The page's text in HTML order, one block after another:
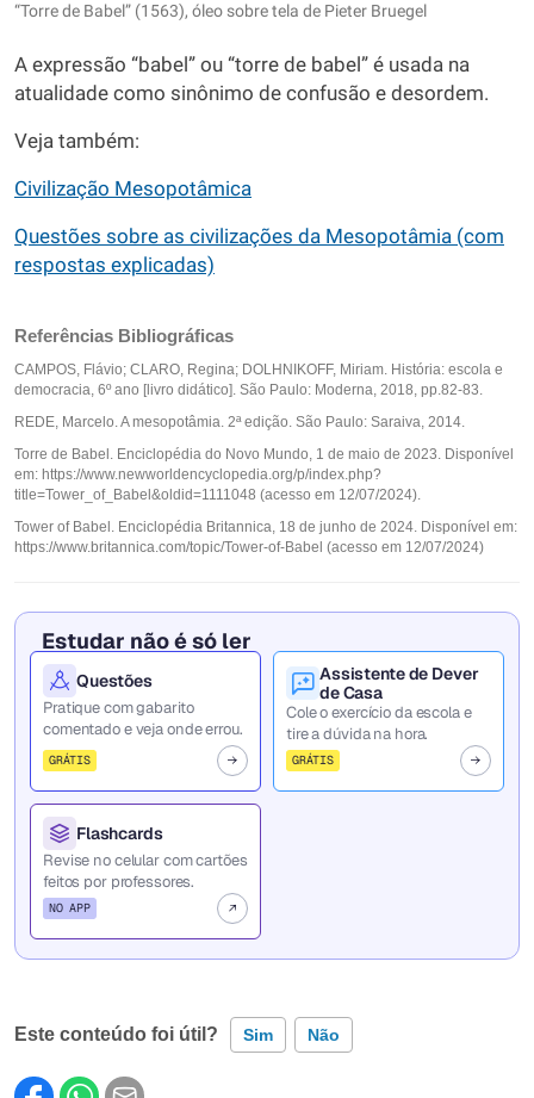
“Torre de Babel” (1563), óleo sobre tela de Pieter Bruegel
A expressão “babel” ou “torre de babel” é usada na
atualidade como sinônimo de confusão e desordem.
Veja também:
Civilização Mesopotâmica
Questões sobre as civilizações da Mesopotâmia (com
respostas explicadas)
Referências Bibliográficas
CAMPOS, Flávio; CLARO, Regina; DOLHNIKOFF, Miriam. História: escola e
democracia, 6º ano [livro didático]. São Paulo: Moderna, 2018, pp.82-83.
REDE, Marcelo. A mesopotâmia. 2ª edição. São Paulo: Saraiva, 2014.
Torre de Babel. Enciclopédia do Novo Mundo, 1 de maio de 2023. Disponível
em: https://www.newworldencyclopedia.org/p/index.php?
title=Tower_of_Babel&oldid=1111048 (acesso em 12/07/2024).
Tower of Babel. Enciclopédia Britannica, 18 de junho de 2024. Disponível em:
https://www.britannica.com/topic/Tower-of-Babel (acesso em 12/07/2024)
Estudar não é só ler
Questões
Pratique com gabarito
comentado e veja onde errou.
GRÁTIS
Assistente de Dever
de Casa
Cole o exercício da escola e
tire a dúvida na hora.
GRÁTIS
Flashcards
Revise no celular com cartões
feitos por professores.
NO APP
Este conteúdo foi útil? Sim Não